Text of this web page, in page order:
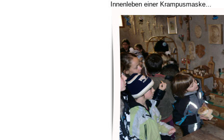
Innenleben einer Krampusmaske...